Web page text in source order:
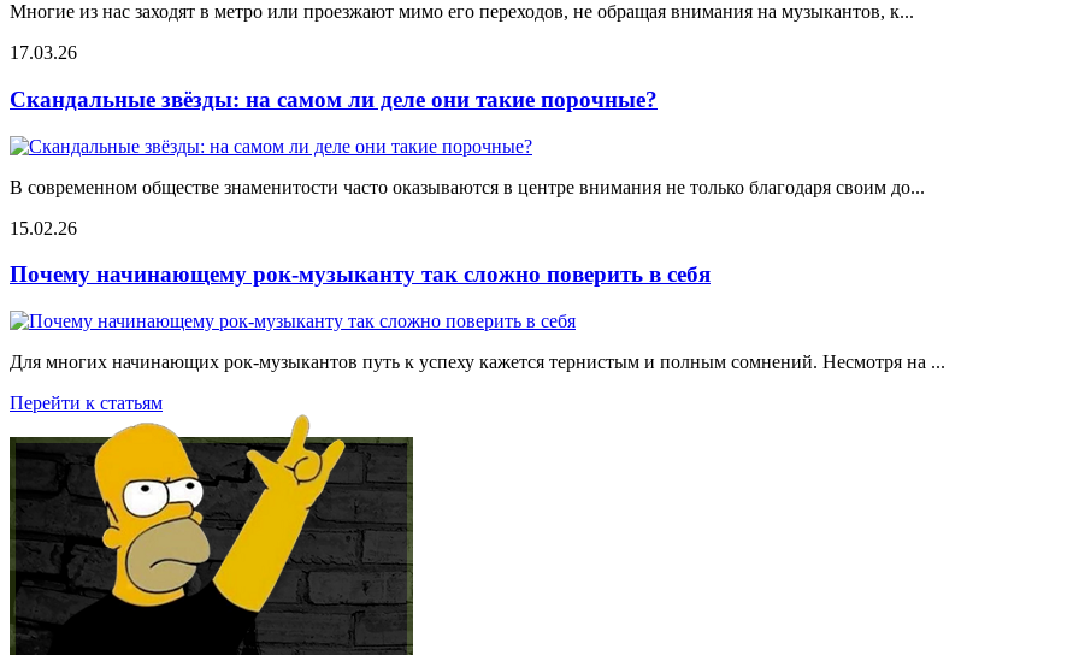
Многие из нас заходят в метро или проезжают мимо его переходов, не обращая внимания на музыкантов, к...
17.03.26
Скандальные звёзды: на самом ли деле они такие порочные?
В современном обществе знаменитости часто оказываются в центре внимания не только благодаря своим до...
15.02.26
Почему начинающему рок-музыканту так сложно поверить в себя
Для многих начинающих рок-музыкантов путь к успеху кажется тернистым и полным сомнений. Несмотря на ...
Перейти к статьям